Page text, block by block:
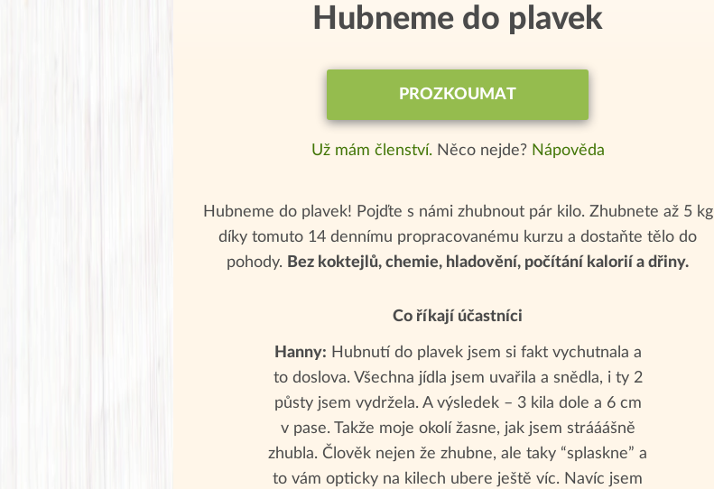
Hubneme do plavek
PROZKOUMAT
Už mám členství. Něco nejde? Nápověda
Hubneme do plavek! Pojďte s námi zhubnout pár kilo. Zhubnete až 5 kg
díky tomuto 14 dennímu propracovanému kurzu a dostaňte tělo do
pohody. Bez koktejlů, chemie, hladovění, počítání kalorií a dřiny.
Co říkají účastníci
Hanny: Hubnutí do plavek jsem si fakt vychutnala a
to doslova. Všechna jídla jsem uvařila a snědla, i ty 2
půsty jsem vydržela. A výsledek – 3 kila dole a 6 cm
v pase. Takže moje okolí žasne, jak jsem strááášně
zhubla. Člověk nejen že zhubne, ale taky “splaskne” a
to vám opticky na kilech ubere ještě víc. Navíc jsem